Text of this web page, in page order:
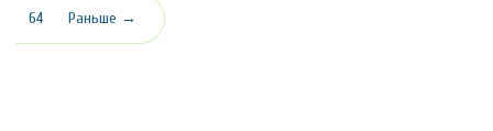
64 Раньше →